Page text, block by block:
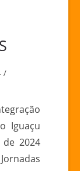
Iguaçu
2024